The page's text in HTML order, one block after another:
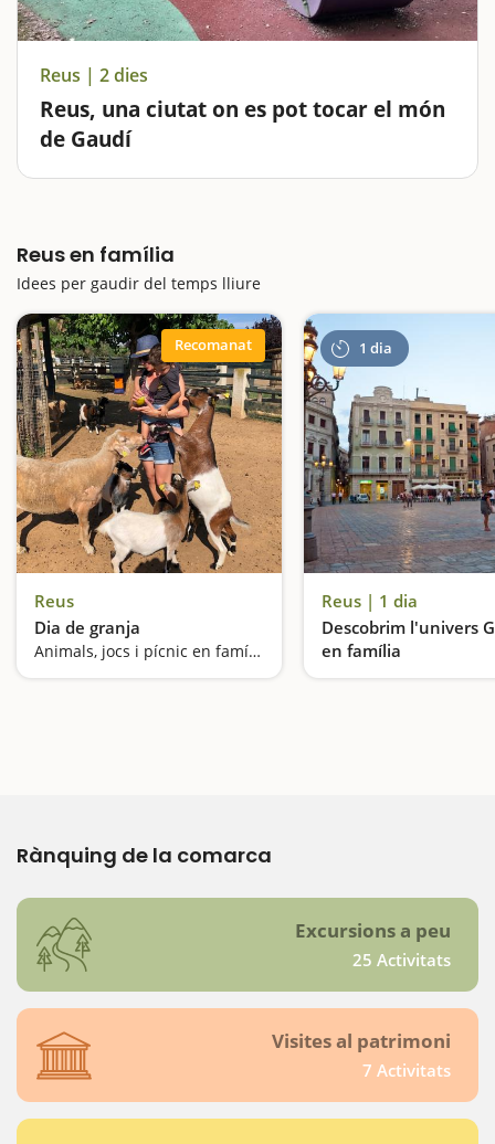
Reus | 2 dies
Reus, una ciutat on es pot tocar el món
de Gaudí
Reus és una ciutat ideal per passar un cap de setmana
teixit comercial de la ciutat, de gent que compra…
Reus en família
Idees per gaudir del temps lliure
Recomanat
Reus
Dia de granja
Animals, jocs i pícnic en família
1 dia
Reus | 1 dia
Descobrim l'univers
en família
Rànquing de la comarca
Excursions a peu
25 Activitats
Visites al patrimoni
7 Activitats